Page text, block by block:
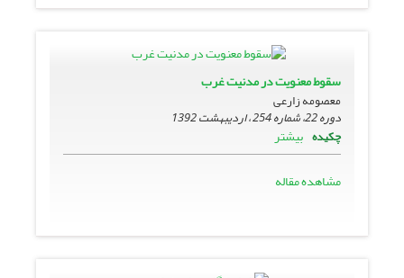
سقوط معنویت در مدنیت غرب
معصومه زارعی
دوره 22، شماره 254 ، اردیبهشت 1392
چکیده بیشتر
مشاهده مقاله